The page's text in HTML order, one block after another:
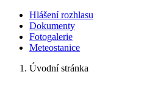
Hlášení rozhlasu
Dokumenty
Fotogalerie
Meteostanice
Úvodní stránka